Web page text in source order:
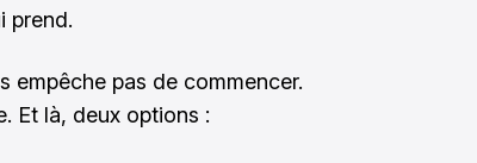
prend.
empêche pas de commencer.
Et là, deux options :